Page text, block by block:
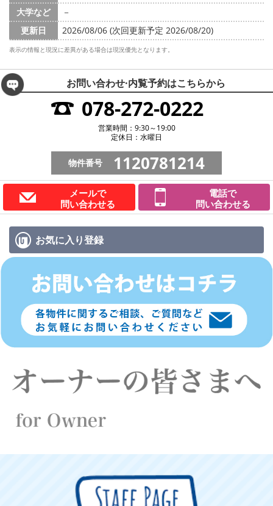
大学など
－
更新日
2026/08/06 (次回更新予定 2026/08/20)
表示の情報と現況に差異がある場合は現況優先となります。
お問い合わせ·内覧予約はこちらから
078-272-0222
営業時間：9:30～19:00
定休日：水曜日
物件番号 1120781214
メールで
問い合わせる
電話で
問い合わせる
お気に入り登録